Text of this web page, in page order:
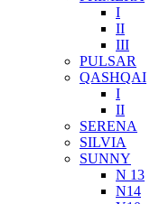
I
II
III
PULSAR
QASHQAI
I
II
SERENA
SILVIA
SUNNY
N 13
N14